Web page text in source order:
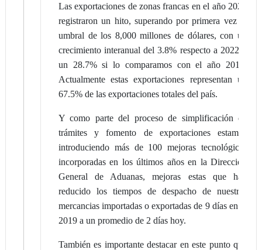
Las exportaciones de zonas francas en el año 2023
registraron un hito, superando por primera vez el
umbral de los 8,000 millones de dólares, con un
crecimiento interanual del 3.8% respecto a 2022 y
un 28.7% si lo comparamos con el año 2019.
Actualmente estas exportaciones representan un
67.5% de las exportaciones totales del país.
Y como parte del proceso de simplificación de
trámites y fomento de exportaciones estamos
introduciendo más de 100 mejoras tecnológicas
incorporadas en los últimos años en la Dirección
General de Aduanas, mejoras estas que han
reducido los tiempos de despacho de nuestras
mercancias importadas o exportadas de 9 días en el
2019 a un promedio de 2 días hoy.
También es importante destacar en este punto que